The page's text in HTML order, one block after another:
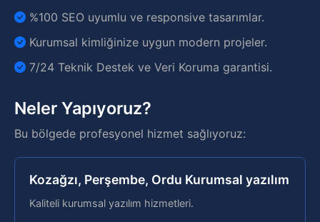
%100 SEO uyumlu ve responsive tasarımlar.
Kurumsal kimliğinize uygun modern projeler.
7/24 Teknik Destek ve Veri Koruma garantisi.
Neler Yapıyoruz?
Bu bölgede profesyonel hizmet sağlıyoruz:
Kozağzı, Perşembe, Ordu Kurumsal yazılım
Kaliteli kurumsal yazılım hizmetleri.